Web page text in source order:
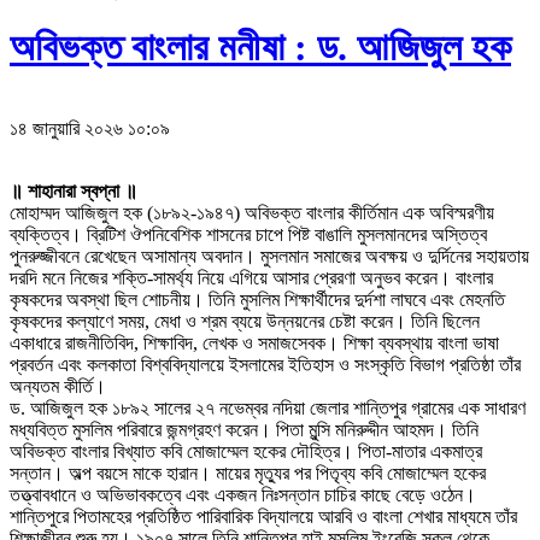
অবিভক্ত বাংলার মনীষা : ড. আজিজুল হক
১৪ জানুয়ারি ২০২৬ ১০:০৯
॥ শাহানারা স্বপ্না ॥
মোহাম্মদ আজিজুল হক (১৮৯২-১৯৪৭) অবিভক্ত বাংলার কীর্তিমান এক অবিস্মরণীয়
ব্যক্তিত্ব। ব্রিটিশ ঔপনিবেশিক শাসনের চাপে পিষ্ট বাঙালি মুসলমানদের অস্তিত্ব
পুনরুজ্জীবনে রেখেছেন অসামান্য অবদান। মুসলমান সমাজের অবক্ষয় ও দুর্দিনের সহায়তায়
দরদি মনে নিজের শক্তি-সামর্থ্য নিয়ে এগিয়ে আসার প্রেরণা অনুভব করেন। বাংলার
কৃষকদের অবস্থা ছিল শোচনীয়। তিনি মুসলিম শিক্ষার্থীদের দুর্দশা লাঘবে এবং মেহনতি
কৃষকদের কল্যাণে সময়, মেধা ও শ্রম ব্যয়ে উন্নয়নের চেষ্টা করেন। তিনি ছিলেন
একাধারে রাজনীতিবিদ, শিক্ষাবিদ, লেখক ও সমাজসেবক। শিক্ষা ব্যবস্থায় বাংলা ভাষা
প্রবর্তন এবং কলকাতা বিশ্ববিদ্যালয়ে ইসলামের ইতিহাস ও সংস্কৃতি বিভাগ প্রতিষ্ঠা তাঁর
অন্যতম কীর্তি।
ড. আজিজুল হক ১৮৯২ সালের ২৭ নভেম্বর নদিয়া জেলার শান্তিপুর গ্রামের এক সাধারণ
মধ্যবিত্ত মুসলিম পরিবারে জন্মগ্রহণ করেন। পিতা মুন্সি মনিরুদ্দীন আহমদ। তিনি
অবিভক্ত বাংলার বিখ্যাত কবি মোজাম্মেল হকের দৌহিত্র। পিতা-মাতার একমাত্র
সন্তান। অল্প বয়সে মাকে হারান। মায়ের মৃত্যুর পর পিতৃব্য কবি মোজাম্মেল হকের
তত্ত্বাবধানে ও অভিভাবকত্বে এবং একজন নিঃসন্তান চাচির কাছে বেড়ে ওঠেন।
শান্তিপুরে পিতামহের প্রতিষ্ঠিত পারিবারিক বিদ্যালয়ে আরবি ও বাংলা শেখার মাধ্যমে তাঁর